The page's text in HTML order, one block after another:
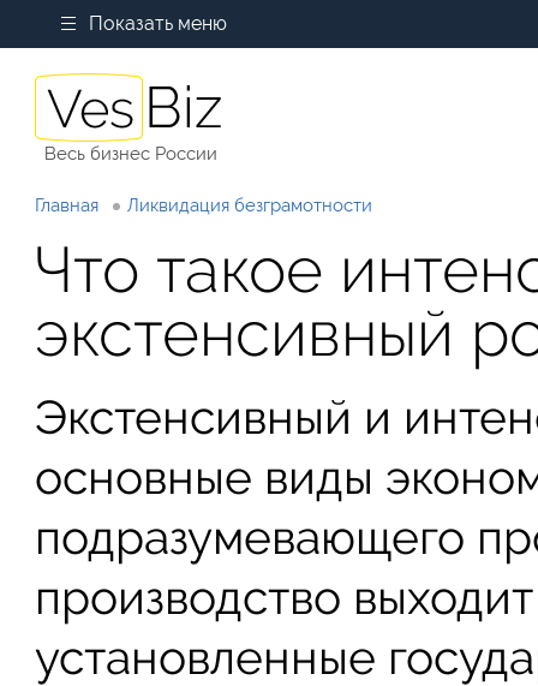
Показать меню
Весь бизнес России
Главная Ликвидация безграмотности
Что такое
экстенсивный
Экстенсивный и
основные виды
подразумевающего
производство
установленные